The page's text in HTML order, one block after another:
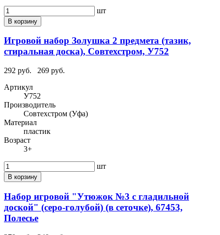
шт
В корзину
Игровой набор Золушка 2 предмета (тазик,
стиральная доска), Совтехстром, У752
292 руб.
269 руб.
Артикул
У752
Производитель
Совтехстром (Уфа)
Материал
пластик
Возраст
3+
шт
В корзину
Набор игровой "Утюжок №3 с гладильной
доской" (серо-голубой) (в сеточке), 67453,
Полесье